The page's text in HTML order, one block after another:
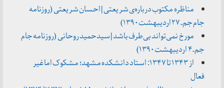
مناظره مکتوب درباره‌ی شریعتی | احسان شریعتی (روزنامه
جام جم ـ ۲۷ اردیبهشت ۱۳۹۰)
مورخ نمی‌تواند بی‌طرف باشد | سیدحمید روحانی (روزنامه جام
جم ـ ۴ اردیبهشت ۱۳۹۰)
از ۱۳۴۳ تا ۱۳۴۷: استاد دانشکده مشهد؛ مشکوک اما غیر
فعال